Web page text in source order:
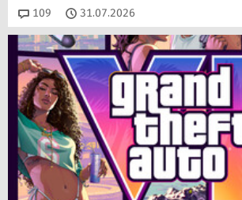
109 Kommentare
31.07.2026